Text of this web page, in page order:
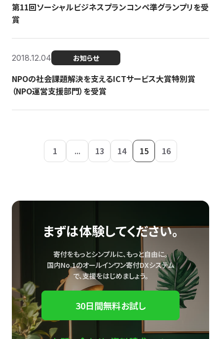
第11回ソーシャルビジネスプランコンペ準グランプリを受
賞
2018.12.04 お知らせ
NPOの社会課題解決を支えるICTサービス大賞特別賞
（NPO運営支援部門）を受賞
1 ... 13 14 15 16
まずは体験してください。
寄付をもっとシンプルに、もっと自由に。
国内No.1のオールインワン寄付DXシステム
で、支援をはじめましょう。
30日間無料お試し